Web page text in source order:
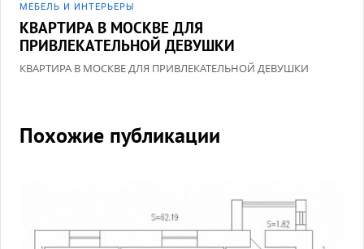
МЕБЕЛЬ И ИНТЕРЬЕРЫ
КВАРТИРА В МОСКВЕ ДЛЯ
ПРИВЛЕКАТЕЛЬНОЙ ДЕВУШКИ
КВАРТИРА В МОСКВЕ ДЛЯ ПРИВЛЕКАТЕЛЬНОЙ ДЕВУШКИ
Похожие публикации